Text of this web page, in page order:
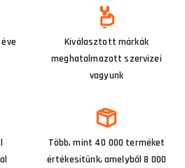
Kiválasztott márkák
meghatalmazott szervizei
vagyunk
Több, mint 40 000 terméket
értékesítünk, amelyből 8 000